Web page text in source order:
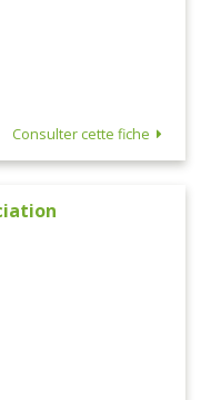
Consulter cette fiche